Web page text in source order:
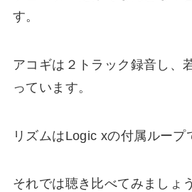
す。
アコギは２トラック録音し、
っています。
リズムはLogic xの付属ループ
それでは聴き比べてみましょ